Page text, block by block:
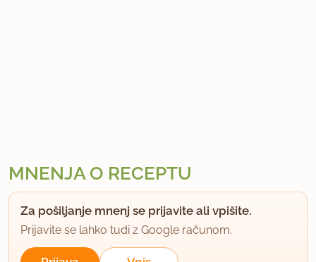
MNENJA O RECEPTU
Za pošiljanje mnenj se prijavite ali vpišite.
Prijavite se lahko tudi z Google računom.